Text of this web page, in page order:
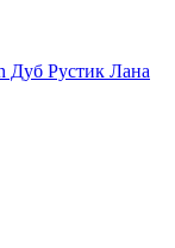
Дуб Рустик Лана